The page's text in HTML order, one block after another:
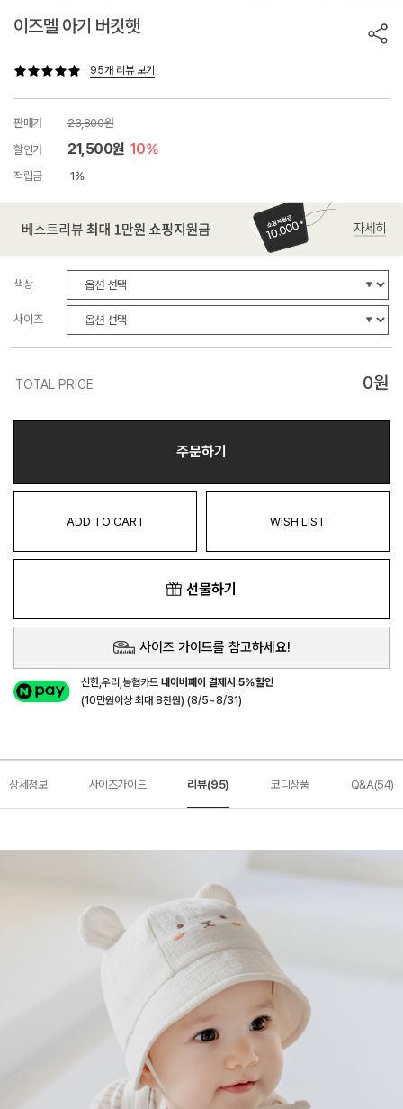
이즈멜 아기 버킷햇
95개 리뷰 보기
판매가
23,800원
할인가
21,500원 10%
적립금 1%
색상
사이즈
TOTAL PRICE 0원
주문하기
ADD TO CART WISH LIST
선물하기
사이즈 가이드를 참고하세요!
신한,우리,농협카드네이버페이 결제시 5%할인
(10만원이상 최대 8천원) (8/5~8/31)
상세정보 사이즈가이드 리뷰(95) 코디상품 Q&A(54)